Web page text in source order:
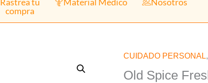
compra
CUIDADO PERSONAL,
Old Spice
Old
Spice